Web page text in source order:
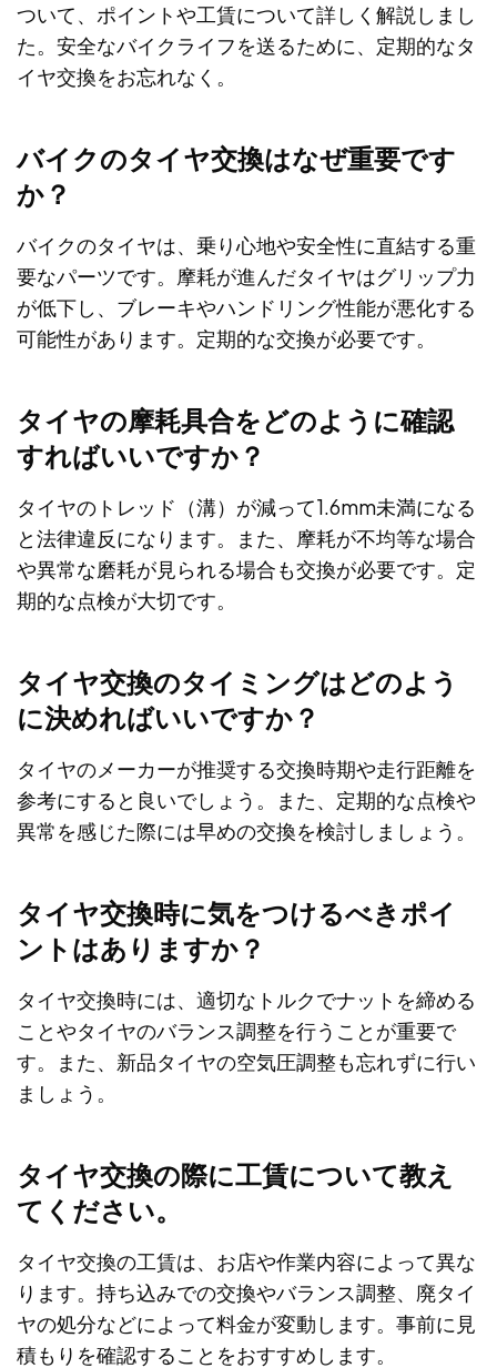
ついて、ポイントや工賃について詳しく解説しまし
た。安全なバイクライフを送るために、定期的なタ
イヤ交換をお忘れなく。
バイクのタイヤ交換はなぜ重要です
か？
バイクのタイヤは、乗り心地や安全性に直結する重
要なパーツです。摩耗が進んだタイヤはグリップ力
が低下し、ブレーキやハンドリング性能が悪化する
可能性があります。定期的な交換が必要です。
タイヤの摩耗具合をどのように確認
すればいいですか？
タイヤのトレッド（溝）が減って1.6mm未満になる
と法律違反になります。また、摩耗が不均等な場合
や異常な磨耗が見られる場合も交換が必要です。定
期的な点検が大切です。
タイヤ交換のタイミングはどのよう
に決めればいいですか？
タイヤのメーカーが推奨する交換時期や走行距離を
参考にすると良いでしょう。また、定期的な点検や
異常を感じた際には早めの交換を検討しましょう。
タイヤ交換時に気をつけるべきポイ
ントはありますか？
タイヤ交換時には、適切なトルクでナットを締める
ことやタイヤのバランス調整を行うことが重要で
す。また、新品タイヤの空気圧調整も忘れずに行い
ましょう。
タイヤ交換の際に工賃について教え
てください。
タイヤ交換の工賃は、お店や作業内容によって異な
ります。持ち込みでの交換やバランス調整、廃タイ
ヤの処分などによって料金が変動します。事前に見
積もりを確認することをおすすめします。